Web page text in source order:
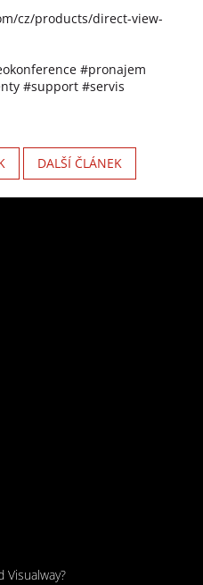
cz/products/direct-view-
#pronajem
#support #servis
DALŠÍ ČLÁNEK
Visualway?